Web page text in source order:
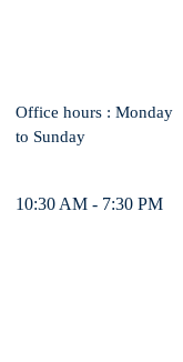
Office hours : Monday
to Sunday
10:30 AM - 7:30 PM